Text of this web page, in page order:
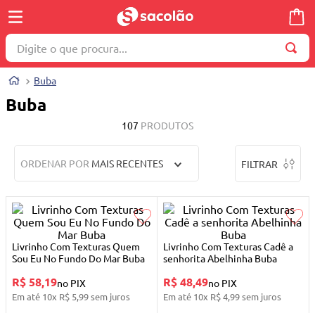
Digite o que procura...
Buba
Buba
107 PRODUTOS
ORDENAR POR MAIS RECENTES FILTRAR
Livrinho Com Texturas Quem
Sou Eu No Fundo Do Mar Buba
R$ 58,19no PIX
Em até 10x R$ 5,99sem juros
Livrinho Com Texturas Cadê a
senhorita Abelhinha Buba
R$ 48,49no PIX
Em até 10x R$4,99sem juros
2 º
brinquedo
3º
máquina costura
5º
cosmetico
6º
carrinho reversível
7º
truss
9º
berço